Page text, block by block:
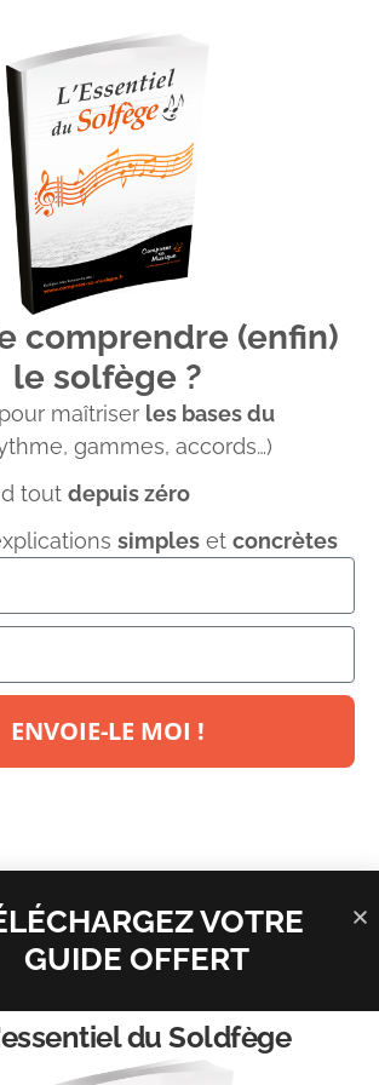
paliers
ne sera pas publiée.
avec*
comprendre (enfin)
le solfège ?
pour maîtriser les bases du
gammes, accords…)
tout depuis zéro
simples et concrètes
ENVOIE-LE MOI !
VOTRE
GUIDE OFFERT
du Soldfège